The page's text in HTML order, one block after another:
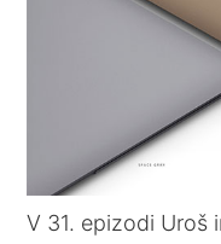
V 31. epizodi Uroš